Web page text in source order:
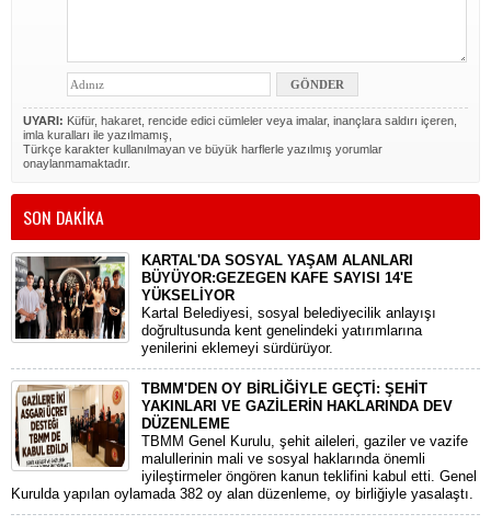
UYARI: Küfür, hakaret, rencide edici cümleler veya imalar, inançlara saldırı içeren,
imla kuralları ile yazılmamış,
Türkçe karakter kullanılmayan ve büyük harflerle yazılmış yorumlar
onaylanmamaktadır.
SON DAKİKA
KARTAL'DA SOSYAL YAŞAM ALANLARI
BÜYÜYOR:GEZEGEN KAFE SAYISI 14'E
YÜKSELİYOR
Kartal Belediyesi, sosyal belediyecilik anlayışı
doğrultusunda kent genelindeki yatırımlarına
yenilerini eklemeyi sürdürüyor.
TBMM'DEN OY BİRLİĞİYLE GEÇTİ: ŞEHİT
YAKINLARI VE GAZİLERİN HAKLARINDA DEV
DÜZENLEME
​TBMM Genel Kurulu, şehit aileleri, gaziler ve vazife
malullerinin mali ve sosyal haklarında önemli
iyileştirmeler öngören kanun teklifini kabul etti. Genel
Kurulda yapılan oylamada 382 oy alan düzenleme, oy birliğiyle yasalaştı.